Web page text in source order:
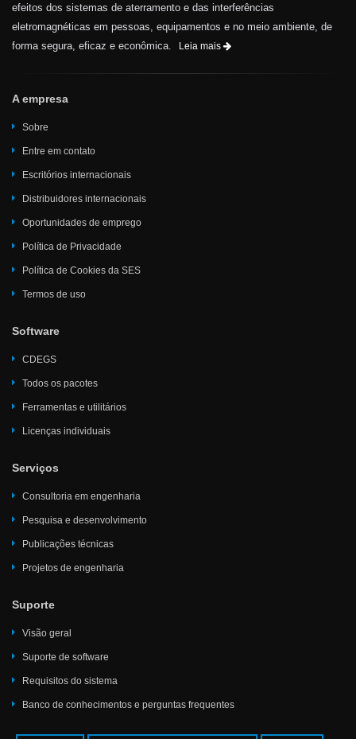
efeitos dos sistemas de aterramento e das interferências
eletromagnéticas em pessoas, equipamentos e no meio ambiente, de
forma segura, eficaz e econômica.
Leia mais
A empresa
Sobre
Entre em contato
Escritórios internacionais
Distribuidores internacionais
Oportunidades de emprego
Política de Privacidade
Política de Cookies da SES
Termos de uso
Software
CDEGS
Todos os pacotes
Ferramentas e utilitários
Licenças individuais
Serviços
Consultoria em engenharia
Pesquisa e desenvolvimento
Publicações técnicas
Projetos de engenharia
Suporte
Visão geral
Suporte de software
Requisitos do sistema
Banco de conhecimentos e perguntas frequentes